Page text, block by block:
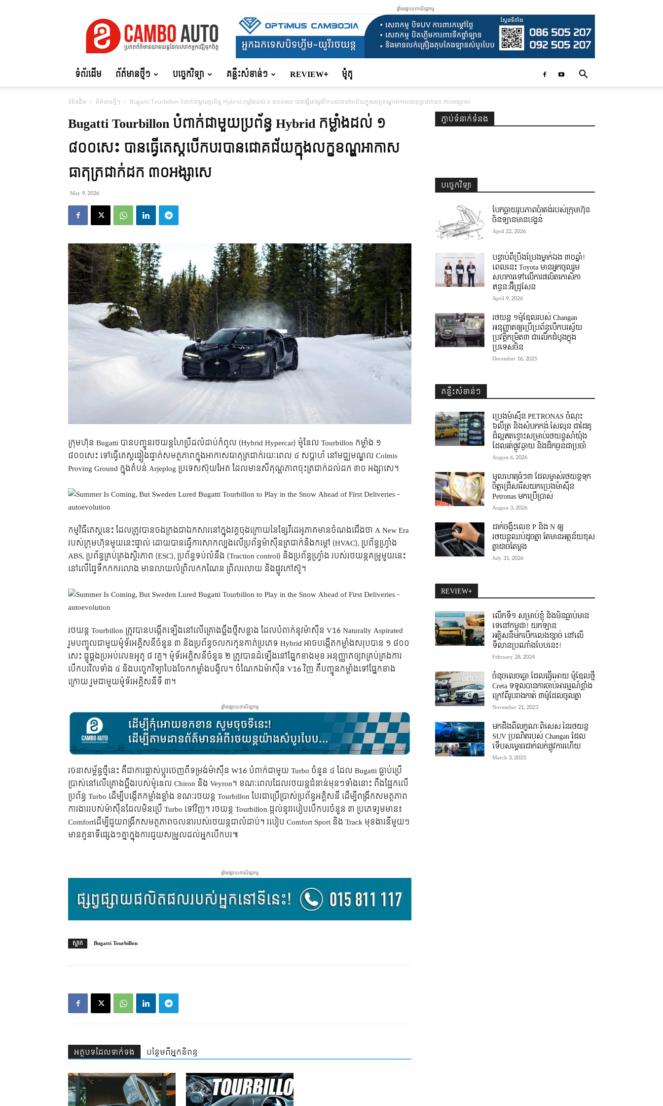
Auto
ផ្ទាំងផ្សាយពាណិជ្ជកម្ម
ទំព័រដើម ព័ត៍មានថ្មីៗ បច្ចេកវិទ្យា គន្លឹះសំខាន់ៗ REVIEW+ ម៉ូតូ
ទំព័រដើម ព័ត៍មានថ្មីៗ Bugatti Tourbillon បំពាក់ជាមួយប្រព័ន្ធ Hybrid កម្លាំងដល់ ១ ៨០០សេះ បានធ្វើតេស្ដបើកបរបានជោគជ័យក្នុងលក្ខខណ្ឌអាកាសធាតុត្រជាក់ដក ៣០អង្សាសេ
Bugatti Tourbillon បំពាក់ជាមួយប្រព័ន្ធ Hybrid កម្លាំងដល់ ១
៨០០សេះ បានធ្វើតេស្ដបើកបរបានជោគជ័យក្នុងលក្ខខណ្ឌអាកាស
ធាតុត្រជាក់ដក ៣០អង្សាសេ
May 9, 2026
ក្រុមហ៊ុន Bugatti បានបញ្ជូនរថយន្តហៃប្រីដលំដាប់កំពូល (Hybrid Hypercar) ម៉ូឌែល Tourbillon កម្លាំង ១
៨០០សេះ ទៅធ្វើតេស្តផ្ទៀងផ្ទាត់សមត្ថភាពក្នុងអាកាសធាតុត្រជាក់រយៈពេល ៤ សប្តាហ៍ នៅមជ្ឈមណ្ឌល Colmis
Proving Ground ក្នុងតំបន់ Arjeplog ប្រទេសស៊ុយអែត ដែលមានសីតុណ្ហភាពចុះត្រជាក់ដល់ដក ៣០ អង្សាសេ។
កម្មវិធីតេស្តនេះ ដែលត្រូវបានចងក្រងជាឯកសារនៅក្នុងវគ្គចុងក្រោយនៃខ្សែវីដេអូភាគមានចំណងជើងថា A New Era
របស់ក្រុមហ៊ុនមួយនេះផ្ទាល់ ដោយបានធ្វើការសាកល្បងលើប្រព័ន្ធម៉ាស៊ីនត្រជាក់និងកម្ដៅ (HVAC), ប្រព័ន្ធហ្វ្រាំង
ABS, ប្រព័ន្ធគ្រប់គ្រងស្ថិរភាព (ESC), ប្រព័ន្ធទប់លំនឹង (Traction control) និងប្រព័ន្ធហ្វ្រាំង របស់រថយន្តគម្រូមួយនេះ
នៅលើផ្ទៃទឹកកករលោង មានលាយលំព្រិលកកណែន ព្រិលរលាយ និងផ្លូវកៅស៊ូ។
រថយន្ត Tourbillon ត្រូវបានបង្កើតឡើងនៅលើគ្រោងឆ្អឹងថ្មីសន្លាង ដែលបំពាក់នូវម៉ាស៊ីន V16 Naturally Aspirated
រួមបញ្ចូលជាមួយម៉ូទ័រអគ្គិសនីចំនួន ៣ និងប្រព័ន្ធចលករកូនកាត់ប្រភេទ Hybrid អាចបង្កើតកម្លាំងសរុបបាន ១ ៨០០
សេះ ផ្គូផ្គងប្រអប់លេខអូតូ ៨ វគ្គ។ ម៉ូទ័រអគ្គិសនីចំនួន ២ ត្រូវបានដំឡើងនៅផ្នែកខាងមុខ អនុញ្ញាតឲ្យវាគ្រប់គ្រងការ
បើកបរវិលទាំង ៤ និងបច្ចេកវិទ្យាបែងចែកកម្លាំងបង្វិល។ ចំណែកឯម៉ាស៊ីន V16 វិញ គឺបញ្ជូនកម្លាំងទៅផ្នែកខាង
ក្រោយ រួមជាមួយម៉ូទ័រអគ្គិសនីទី ៣។
ផ្ទាំងផ្សាយពាណិជ្ជកម្ម
រចនាសម្ព័ន្ធថ្មីនេះ គឺជាការផ្លាស់ប្តូរចេញពីទម្រង់ម៉ាស៊ីន W16 បំពាក់ជាមួយ Turbo ចំនួន ៤ ដែល Bugatti ធ្លាប់ប្រើ
ប្រាស់នៅលើគ្រោងឆ្អឹងរបស់ម៉ូឌេល Chiron និង Veyron។ ខណៈពេលដែលរថយន្តជំនាន់មុនៗទាំងនោះ ពឹងផ្អែកលើ
ប្រព័ន្ធ Turbo ដើម្បីបង្កើតកម្លាំងខ្លាំង ខណៈរថយន្ត Tourbillon បែរជាប្រើប្រាស់ប្រព័ន្ធអគ្គិសនី ដើម្បីពង្រីកសមត្ថភាព
ការងាររបស់ម៉ាស៊ីនដែលមិនប្រើ Turbo ទៅវិញ។ រថយន្ត Tourbillon ផ្តល់នូវរបៀបបើកបរចំនួន ៣ ប្រភេទរួមមាន៖
Comfortដើម្បីជួយពង្រីកសមត្ថភាពចលនារបស់រថយន្តជាលំដាប់។ របៀប Comfort Sport និង Track មុខងារនីមួយៗ
មានតួនាទីផ្សេងៗគ្នាក្នុងការជួយសម្រួលដល់អ្នកបើកបរ៕
ផ្ទាំងផ្សាយពាណិជ្ជកម្ម
ស្លាក Bugatti Tourbillon
អត្ថបទ​ដែល​ទាក់ទង បន្ថែម​ពី​អ្នកនិពន្ធ
ភ្ជាប់ទំនាក់ទំនង
បច្ចេកវិទ្យា
បែកធ្លាយរូបភាពប៉ាតង់របស់ក្រុមហ៊ុន
ចិនឡានមានបង្គន់
April 22, 2026
បន្ទាប់ពីប្រឹងប្រែងម្នាក់ឯង ៣០ឆ្នាំ! ​
ពេលនេះ Toyota មានអ្នកចូលរួម
សហការទៅលើការផលិតកោសិកា
ឥន្ធន:អ៊ីដ្រូសែន
April 9, 2026
រថយន្ត ១ម៉ូឌែលរបស់ Changan
អនុញ្ញាតឲ្យប្រើប្រព័ន្ធបើកបរស្វ័យ
ប្រវត្តិកម្រិត៣ ជាលើកដំបូងក្នុង
ប្រទេសចិន
December 16, 2025
គន្លឹះសំខាន់ៗ
ប្រេងម៉ាស៊ីន PETRONAS ចំណុះ
៦លីត្រ និងសំបកកង់ សៃលុន ជាដៃគូ
ដ៏ល្អឥតខ្ចោះសម្រាប់រថយន្តសាំយ៉ុង
ដែលរត់ផ្លូវឆ្ងាយ និងដឹកធ្ងន់ជាប្រចាំ
August 6, 2026
មូលហេតុធំៗ៣ ដែលម្ចាស់រថយន្តទុក
ចិត្តជ្រើសរើសយកប្រេងម៉ាស៊ីន
Petronas មកប្រើប្រាស់
August 3, 2026
ដាក់ចង្កឹះលេខ P និង N ឲ្យ
រថយន្តឈប់ដូចគ្នា តែមានអត្ថន័យខុស
គ្នាដាច់តែម្តង
July 31, 2026
REVIEW+
លើកទី១ សម្រាប់ខ្ញុំ និងមិនធ្លាប់មាន
ទេនៅកម្ពុជា! យកឡាន
អគ្គិសនីមកបើកលេងខ្សាច់ នៅលើ
ទីលានប្រណាំងបែបនេះ!
February 28, 2024
ចំនុចលេចធ្លោ ដែលធ្វើអោយ ម៉ូឌែលថ្មី
Creta ទទួលបានការចាប់អារម្មណ៍ខ្លាំង
ក្រៅពីរូបរាងកាត់ ៣ម៉ូដែលចូលគ្នា
November 21, 2023
មកដឹងពីលក្ខណៈពិសេស នៃរថយន្ត
SUV ប្រណិតរបស់ Changan ដែល
ទើបសម្ភោធដាក់លក់ផ្លូវការហើយ
March 3, 2023